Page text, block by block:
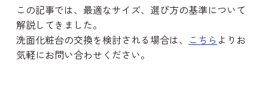
この記事では、最適なサイズ、選び方の基準について
解説してきました。
洗面化粧台の交換を検討される場合は、 こちら よりお
気軽にお問い合わせください。